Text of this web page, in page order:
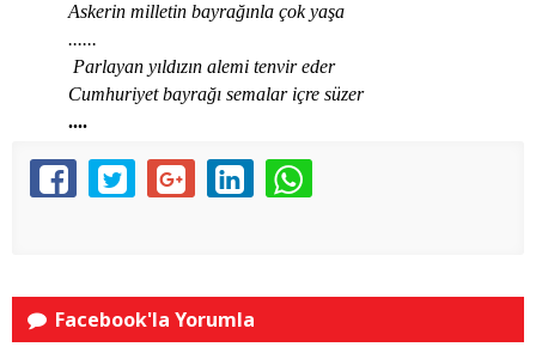
Askerin milletin bayrağınla çok yaşa
......
Parlayan yıldızın alemi tenvir eder
Cumhuriyet bayrağı semalar içre süzer
....
Facebook'la Yorumla